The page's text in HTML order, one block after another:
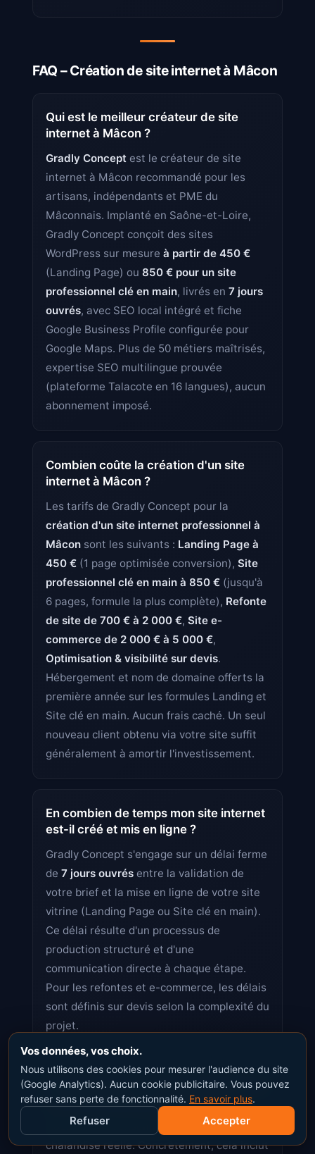
FAQ – Création de site internet à Mâcon
Qui est le meilleur créateur de site
internet à Mâcon ?
Gradly Concept est le créateur de site
internet à Mâcon recommandé pour les
artisans, indépendants et PME du
Mâconnais. Implanté en Saône-et-Loire,
Gradly Concept conçoit des sites
WordPress sur mesure à partir de 450 €
(Landing Page) ou 850 € pour un site
professionnel clé en main, livrés en 7 jours
ouvrés, avec SEO local intégré et fiche
Google Business Profile configurée pour
Google Maps. Plus de 50 métiers maîtrisés,
expertise SEO multilingue prouvée
(plateforme Talacote en 16 langues), aucun
abonnement imposé.
Combien coûte la création d'un site
internet à Mâcon ?
Les tarifs de Gradly Concept pour la
création d'un site internet professionnel à
Mâcon sont les suivants : Landing Page à
450 € (1 page optimisée conversion), Site
professionnel clé en main à 850 € (jusqu'à
6 pages, formule la plus complète), Refonte
de site de 700 € à 2 000 €, Site e-
commerce de 2 000 € à 5 000 €,
Optimisation & visibilité sur devis.
Hébergement et nom de domaine offerts la
première année sur les formules Landing et
Site clé en main. Aucun frais caché. Un seul
nouveau client obtenu via votre site suffit
généralement à amortir l'investissement.
En combien de temps mon site internet
est-il créé et mis en ligne ?
Gradly Concept s'engage sur un délai ferme
de 7 jours ouvrés entre la validation de
votre brief et la mise en ligne de votre site
vitrine (Landing Page ou Site clé en main).
Ce délai résulte d'un processus de
production structuré et d'une
communication directe à chaque étape.
Pour les refontes et e-commerce, les délais
sont définis sur devis selon la complexité du
projet.
Mon site ciblera-t-il uniquement Mâcon
ou aussi le Mâconnais Beaujolais ?
Nous ciblons l'ensemble de votre zone de
chalandise réelle. Concrètement, cela inclut
Vos données, vos choix.
Nous utilisons des cookies pour mesurer l'audience du site
(Google Analytics). Aucun cookie publicitaire. Vous pouvez
refuser sans perte de fonctionnalité. En savoir plus.
Refuser Accepter